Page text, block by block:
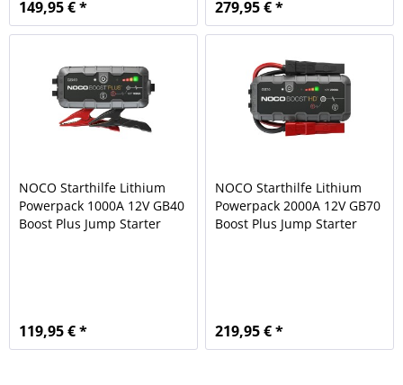
149,95 € * 279,95 € *
NOCO Starthilfe Lithium
Powerpack 1000A 12V GB40
Boost Plus Jump Starter
119,95 € *
NOCO Starthilfe Lithium
Powerpack 2000A 12V GB70
Boost Plus Jump Starter
219,95 € *